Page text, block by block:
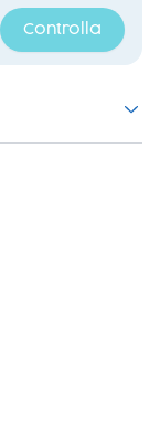
Controlla